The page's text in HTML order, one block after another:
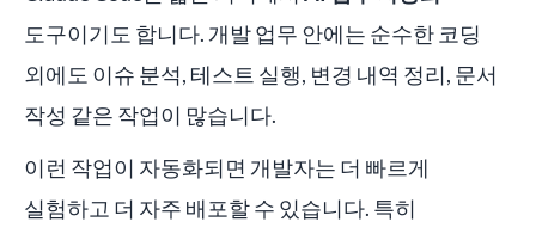
도구이기도 합니다. 개발 업무 안에는 순수한 코딩
외에도 이슈 분석, 테스트 실행, 변경 내역 정리, 문서
작성 같은 작업이 많습니다.
이런 작업이 자동화되면 개발자는 더 빠르게
실험하고 더 자주 배포할 수 있습니다. 특히